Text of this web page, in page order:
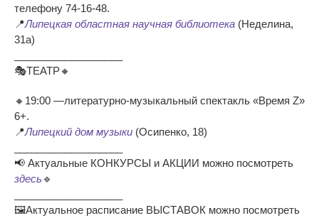
телефону 74-16-48.
📍Липецкая областная научная библиотека (Неделина,
31а)
🎭ТЕАТР🔸
🔸19:00 —литературно-музыкальный спектакль «Время Z»
6+.
📍Липецкий дом музыки (Осипенко, 18)
📢 Актуальные КОНКУРСЫ и АКЦИИ можно посмотреть
здесь🔹
🖼Актуальное расписание ВЫСТАВОК можно посмотреть